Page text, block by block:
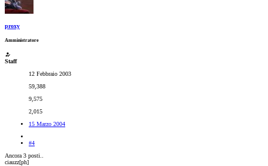
proxy
Amministratore
Staff
12 Febbraio 2003
59,388
9,575
2,015
15 Marzo 2004
#4
Ancora 3 posti..
ciauzz[ph]